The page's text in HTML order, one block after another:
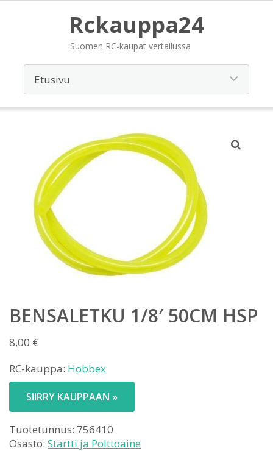
Rckauppa24
Suomen RC-kaupat vertailussa
BENSALETKU 1/8′ 50CM HSP
8,00 €
RC-kauppa: Hobbex
SIIRRY KAUPPAAN »
Tuotetunnus: 756410
Osasto: Startti ja Polttoaine